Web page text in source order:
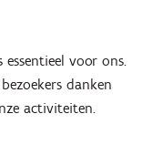
essentieel voor ons.
danken
activiteiten.